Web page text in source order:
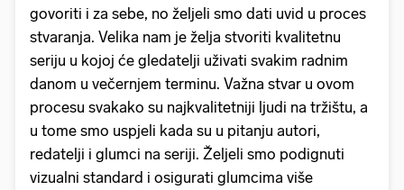
govoriti i za sebe, no željeli smo dati uvid u proces
stvaranja. Velika nam je želja stvoriti kvalitetnu
seriju u kojoj će gledatelji uživati svakim radnim
danom u večernjem terminu. Važna stvar u ovom
procesu svakako su najkvalitetniji ljudi na tržištu, a
u tome smo uspjeli kada su u pitanju autori,
redatelji i glumci na seriji. Željeli smo podignuti
vizualni standard i osigurati glumcima više